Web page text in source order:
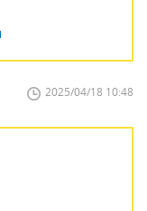
2025/04/18 10:48